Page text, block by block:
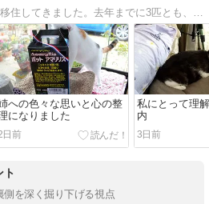
への色々な思いと心の整
になりました
日前
私にとって理
内
3日前
ト
側を深く掘り下げる視点